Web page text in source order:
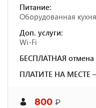
Питание:
Оборудованная кухня
Доп. услуги:
Wi-Fi
БЕСПЛАТНАЯ отмена
ПЛАТИТЕ НА МЕСТЕ —
800 ₽